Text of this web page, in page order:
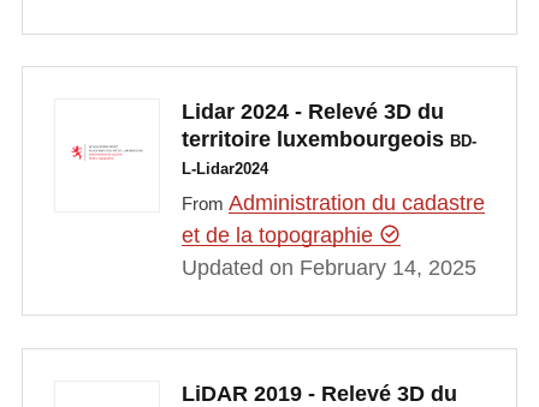
Lidar 2024 - Relevé 3D du
territoire luxembourgeois BD-
L-Lidar2024
From Administration du cadastre
et de la topographie
Updated on February 14, 2025
LiDAR 2019 - Relevé 3D du